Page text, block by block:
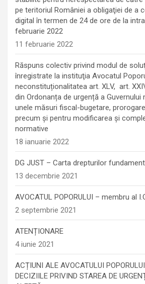
pe teritoriul României a obligaţiei de a
digital în termen de 24 de ore de la
februarie 2022
11 februarie 2022
Răspuns colectiv privind modul de
înregistrate la instituţia Avocatul
neconstituționalitatea art. XLV, art.
din Ordonanța de urgență a Guvernului
unele măsuri fiscal-bugetare,
precum şi pentru modificarea şi
normative
18 ianuarie 2022
DG JUST – Carta drepturilor
13 decembrie 2021
AVOCATUL POPORULUI – membru al
2 septembrie 2021
ATENȚIONARE
4 iunie 2021
ACȚIUNI ALE AVOCATULUI
DECIZIILE PRIVIND STAREA DE